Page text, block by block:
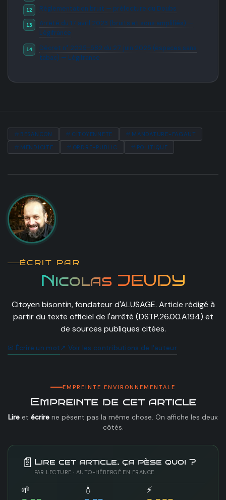
Réglementation bruit — préfecture du Doubs
Arrêté du 17 avril 2023 (bruits et sons amplifiés) —
Légifrance
Décret n° 2025-582 du 27 juin 2025 (espaces sans
tabac) — Légifrance
BESANCON CITOYENNETE
MANDATURE-FAGAUT
MENDICITE
ORDRE-PUBLIC POLITIQUE
ÉCRIT PAR
Nicolas JEUDY
Citoyen bisontin, fondateur d'ALUSAGE. Article rédigé à
partir du texte officiel de l'arrêté (DSTP.26.00.A194) et
de sources publiques citées.
✉ Écrire un mot↗ Voir les contributions de l'auteur
EMPREINTE ENVIRONNEMENTALE
Empreinte de cet article
Lire et écrire ne pèsent pas la même chose. On affiche les deux
côtés.
📄 Lire cet article, ça pèse quoi ?
PAR LECTURE · AUTO-HÉBERGÉ EN FRANCE
🌱 💧 ⚡